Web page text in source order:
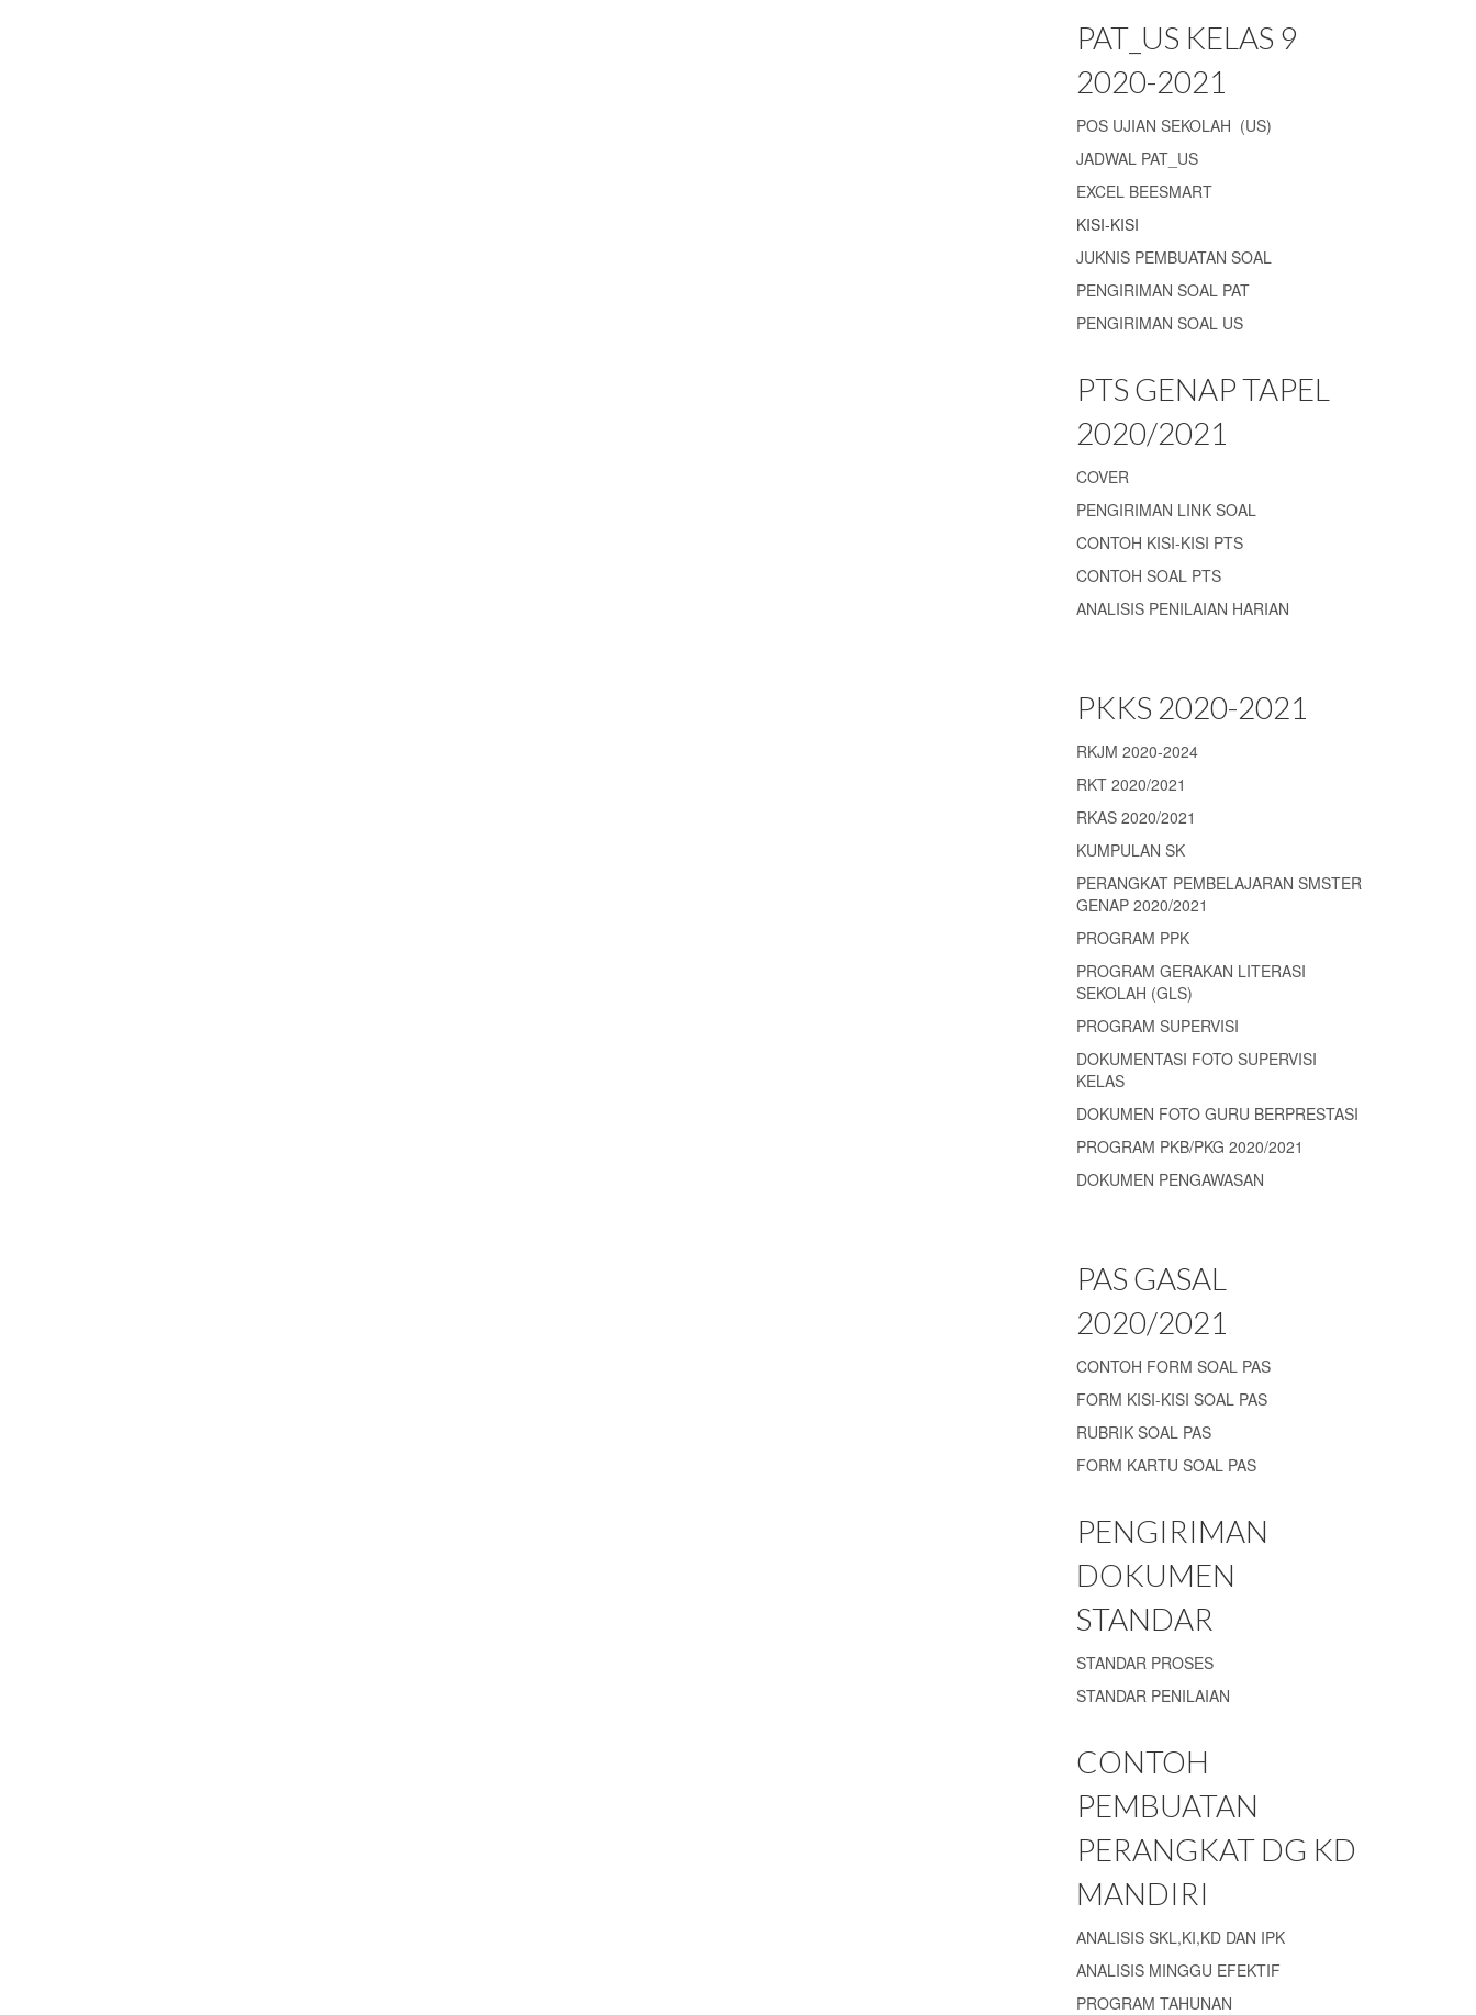
PAT_US KELAS 9
2020-2021
POS UJIAN SEKOLAH (US)
JADWAL PAT_US
EXCEL BEESMART
KISI-KISI
JUKNIS PEMBUATAN SOAL
PENGIRIMAN SOAL PAT
PENGIRIMAN SOAL US
PTS GENAP TAPEL
2020/2021
COVER
PENGIRIMAN LINK SOAL
CONTOH KISI-KISI PTS
CONTOH SOAL PTS
ANALISIS PENILAIAN HARIAN
PKKS 2020-2021
RKJM 2020-2024
RKT 2020/2021
RKAS 2020/2021
KUMPULAN SK
PERANGKAT PEMBELAJARAN SMSTER
GENAP 2020/2021
PROGRAM PPK
PROGRAM GERAKAN LITERASI
SEKOLAH (GLS)
PROGRAM SUPERVISI
DOKUMENTASI FOTO SUPERVISI
KELAS
DOKUMEN FOTO GURU BERPRESTASI
PROGRAM PKB/PKG 2020/2021
DOKUMEN PENGAWASAN
PAS GASAL
2020/2021
CONTOH FORM SOAL PAS
FORM KISI-KISI SOAL PAS
RUBRIK SOAL PAS
FORM KARTU SOAL PAS
PENGIRIMAN
DOKUMEN
STANDAR
STANDAR PROSES
STANDAR PENILAIAN
CONTOH
PEMBUATAN
PERANGKAT DG KD
MANDIRI
ANALISIS SKL,KI,KD DAN IPK
ANALISIS MINGGU EFEKTIF
PROGRAM TAHUNAN